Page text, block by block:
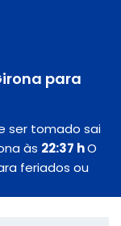
para
ser tomado sai
às 22:37 hO
feriados ou